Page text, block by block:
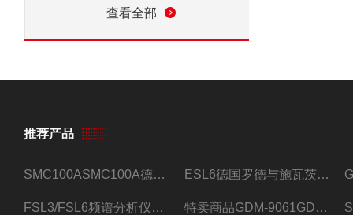
查看全部
推荐产品
SMC100ASMC100A德国罗德与施瓦茨射频信号源 ESL6德国罗德与施瓦茨预认证EMI接收机
FSL3/FSL6频谱分析仪FSL3/FSL6罗德与施瓦茨 特卖商品GDM-9061GDM-9061台式万用表